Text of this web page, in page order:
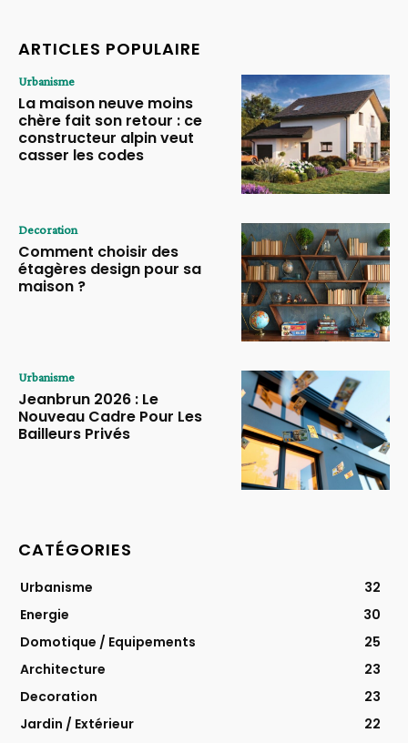
ARTICLES POPULAIRE
Urbanisme
La maison neuve moins
chère fait son retour : ce
constructeur alpin veut
casser les codes
Decoration
Comment choisir des
étagères design pour sa
maison ?
Urbanisme
Jeanbrun 2026 : Le
Nouveau Cadre Pour Les
Bailleurs Privés
CATÉGORIES
Urbanisme
32
Energie
30
Domotique / Equipements
25
Architecture
23
Decoration
23
Jardin / Extérieur
22